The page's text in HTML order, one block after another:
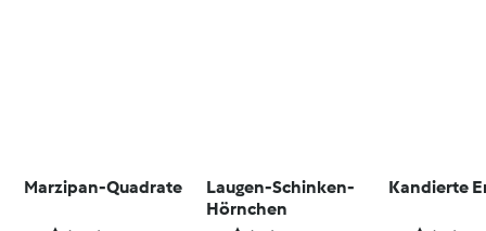
Marzipan-Quadrate
Laugen-Schinken-
Hörnchen
Kandierte